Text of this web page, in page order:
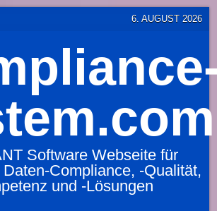
6. AUGUST 2026
Software Webseite für
Compliance, -Qualität,
und -Lösungen